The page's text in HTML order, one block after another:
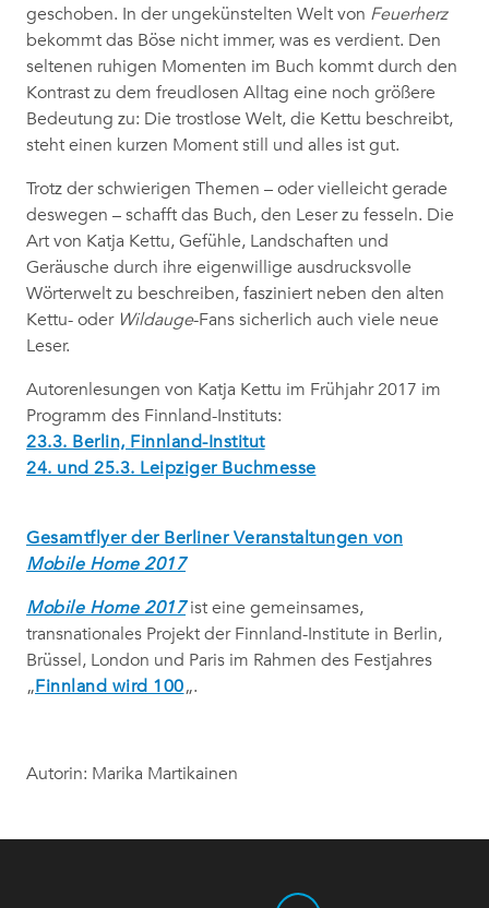
geschoben. In der ungekünstelten Welt von Feuerherz
bekommt das Böse nicht immer, was es verdient. Den
seltenen ruhigen Momenten im Buch kommt durch den
Kontrast zu dem freudlosen Alltag eine noch größere
Bedeutung zu: Die trostlose Welt, die Kettu beschreibt,
steht einen kurzen Moment still und alles ist gut.
Trotz der schwierigen Themen – oder vielleicht gerade
deswegen – schafft das Buch, den Leser zu fesseln. Die
Art von Katja Kettu, Gefühle, Landschaften und
Geräusche durch ihre eigenwillige ausdrucksvolle
Wörterwelt zu beschreiben, fasziniert neben den alten
Kettu- oder Wildauge-Fans sicherlich auch viele neue
Leser.
Autorenlesungen von Katja Kettu im Frühjahr 2017 im
Programm des Finnland-Instituts:
23.3. Berlin, Finnland-Institut
24. und 25.3. Leipziger Buchmesse
Gesamtflyer der Berliner Veranstaltungen von
Mobile Home 2017
Mobile Home 2017ist eine gemeinsames,
transnationales Projekt der Finnland-Institute in Berlin,
Brüssel, London und Paris im Rahmen des Festjahres
„Finnland wird 100„.
Autorin: Marika Martikainen